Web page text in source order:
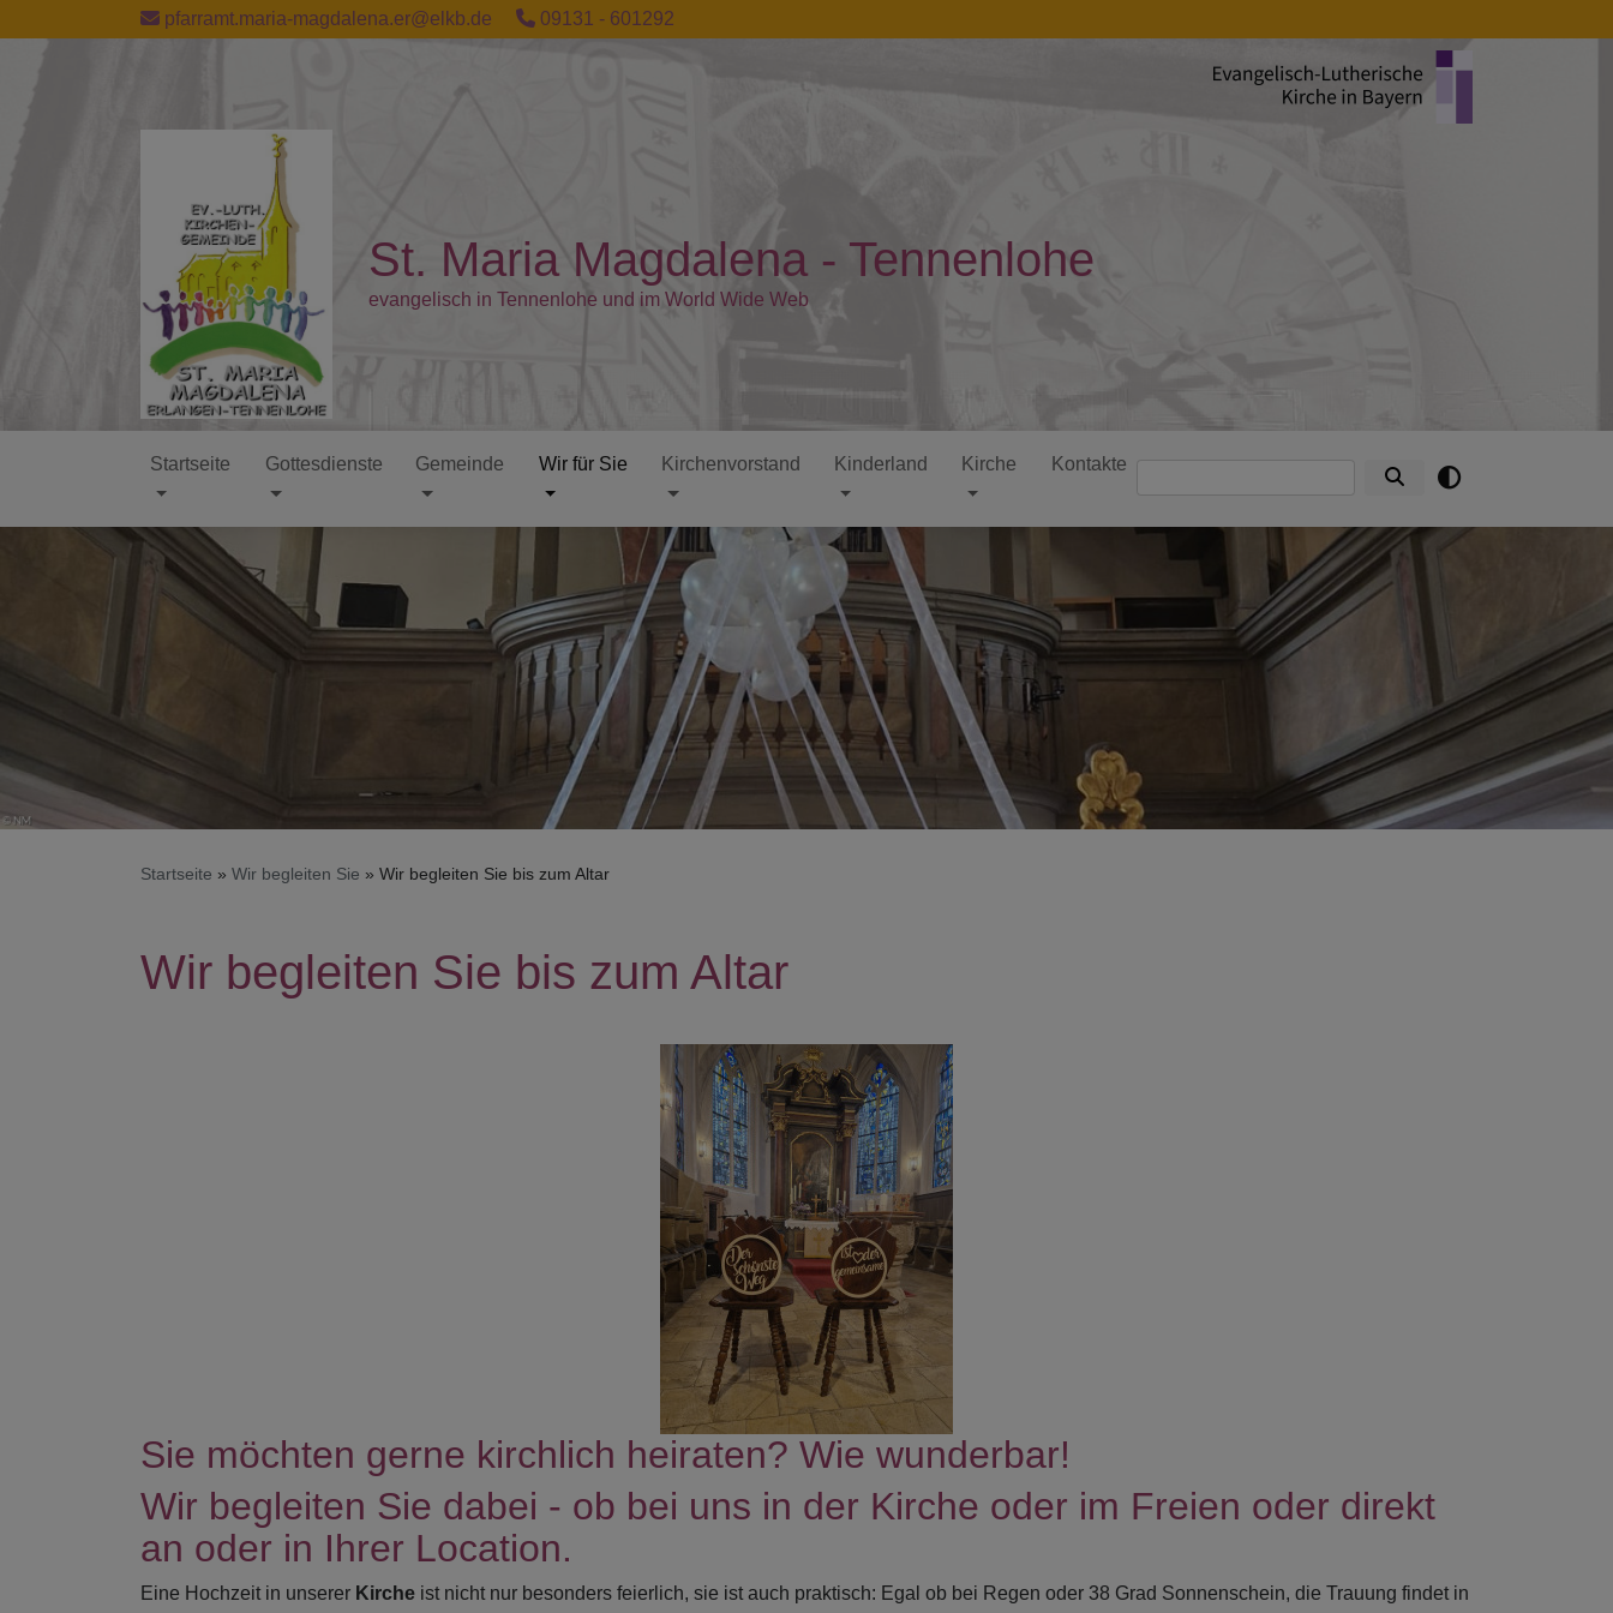
zum
pfarramt.maria-magdalena.er@elkb.de 09131 - 601292
St. Maria Magdalena - Tennenlohe
evangelisch in Tennenlohe und im World Wide Web
Hauptnavigation
Startseite Gottesdienste Gemeinde Wir für Sie Kirchenvorstand Kinderland Kirche KontakteSuche
Startseite Wir begleiten Sie Wir begleiten Sie bis zum Altar
Wir begleiten Sie bis zum Altar
Sie möchten gerne kirchlich heiraten? Wie wunderbar!
Wir begleiten Sie dabei - ob bei uns in der Kirche oder im Freien oder direkt
an oder in Ihrer Location.
Eine Hochzeit in unserer Kirche ist nicht nur besonders feierlich, sie ist auch praktisch: Egal ob bei Regen oder 38 Grad Sonnenschein, die Trauung findet in